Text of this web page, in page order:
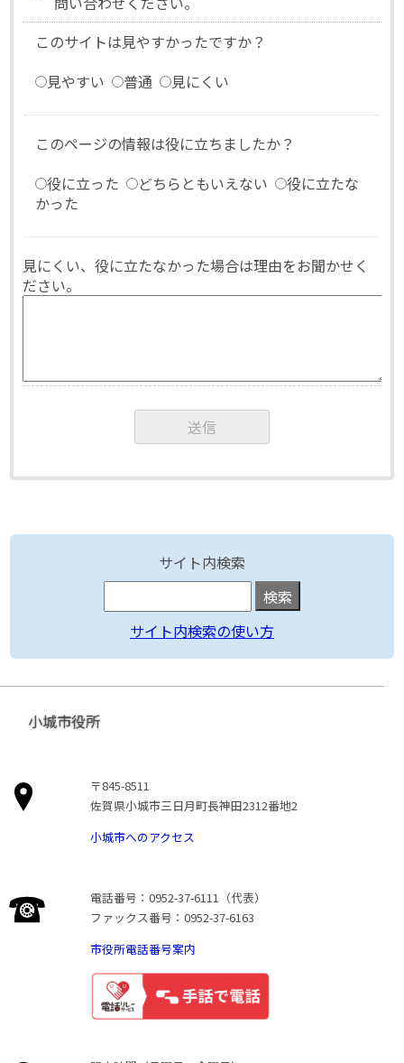
このサイトは見やすかったですか？
見やすい
普通 見にくい
このページの情報は役に立ちましたか？
役に立った
どちらともいえない
役に立たな
かった
見にくい、役に立たなかった場合は理由をお聞かせく
ださい。
サイト内検索
サイト内検索の使い方
小城市役所
〒845-8511
佐賀県小城市三日月町長神田2312番地2
小城市へのアクセス
電話番号：0952-37-6111（代表）
ファックス番号：0952-37-6163
市役所電話番号案内